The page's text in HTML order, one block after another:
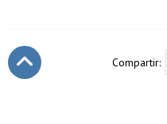
Compartir: